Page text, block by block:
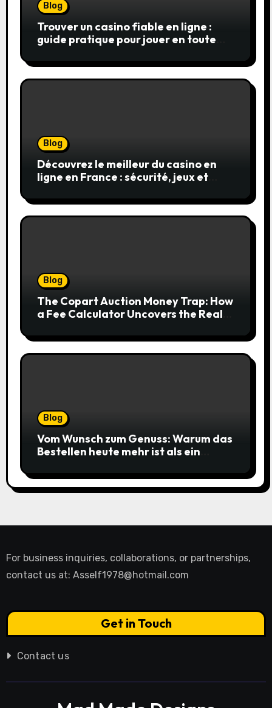
Blog
Trouver un casino fiable en ligne :
guide pratique pour jouer en toute
Blog
Découvrez le meilleur du casino en
ligne en France : sécurité, jeux et
Blog
The Copart Auction Money Trap: How
a Fee Calculator Uncovers the Real
Blog
Vom Wunsch zum Genuss: Warum das
Bestellen heute mehr ist als ein
For business inquiries, collaborations, or partnerships,
contact us at: Asself1978@hotmail.com
Get in Touch
Contact us